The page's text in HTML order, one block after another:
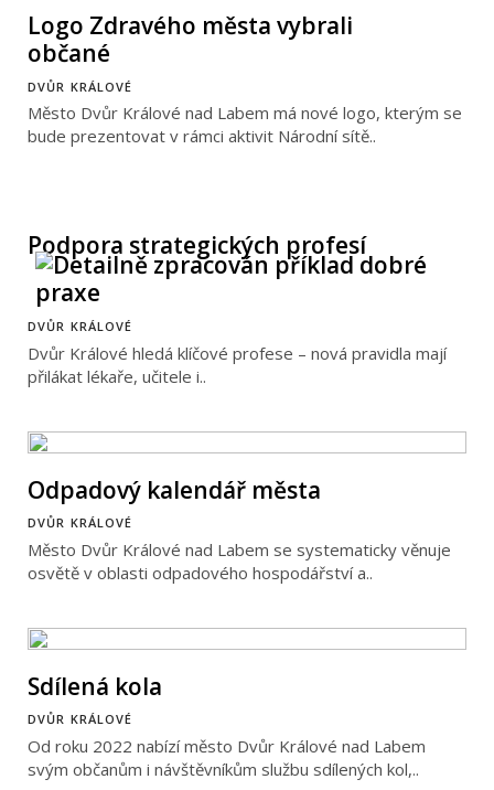
Logo Zdravého města vybrali
občané
DVŮR KRÁLOVÉ
Město Dvůr Králové nad Labem má nové logo, kterým se
bude prezentovat v rámci aktivit Národní sítě..
Podpora strategických profesí
DVŮR KRÁLOVÉ
Dvůr Králové hledá klíčové profese – nová pravidla mají
přilákat lékaře, učitele i..
Odpadový kalendář města
DVŮR KRÁLOVÉ
Město Dvůr Králové nad Labem se systematicky věnuje
osvětě v oblasti odpadového hospodářství a..
Sdílená kola
DVŮR KRÁLOVÉ
Od roku 2022 nabízí město Dvůr Králové nad Labem
svým občanům i návštěvníkům službu sdílených kol,..